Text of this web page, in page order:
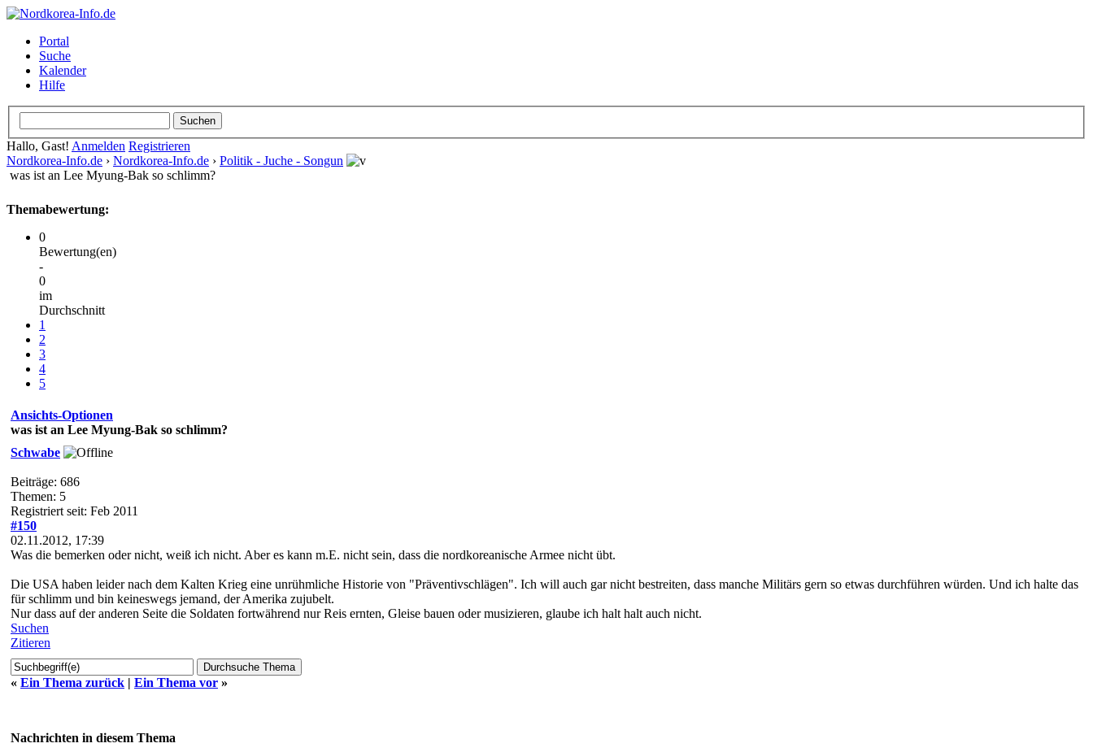
Portal
Suche
Kalender
Hilfe
Hallo, Gast! Anmelden Registrieren
Nordkorea-Info.de › Nordkorea-Info.de › Politik - Juche - Songun
was ist an Lee Myung-Bak so schlimm?
Themabewertung:
0
Bewertung(en)
-
0
im
Durchschnitt
1
2
3
4
5
Ansichts-Optionen
was ist an Lee Myung-Bak so schlimm?
Schwabe
Beiträge: 686
Themen: 5
Registriert seit: Feb 2011
#150
02.11.2012, 17:39
Was die bemerken oder nicht, weiß ich nicht. Aber es kann m.E. nicht sein, dass die nordkoreanische Armee nicht übt.
Die USA haben leider nach dem Kalten Krieg eine unrühmliche Historie von "Präventivschlägen". Ich will auch gar nicht bestreiten, dass manche Militärs gern so etwas durchführen würden. Und ich halte das
für schlimm und bin keineswegs jemand, der Amerika zujubelt.
Nur dass auf der anderen Seite die Soldaten fortwährend nur Reis ernten, Gleise bauen oder musizieren, glaube ich halt halt auch nicht.
Suchen
Zitieren
« Ein Thema zurück | Ein Thema vor »
Nachrichten in diesem Thema